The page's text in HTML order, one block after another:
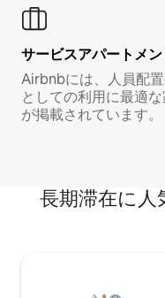
サービスアパートメ
Airbnbには、人員配
としての利用に最適
が掲載されています。
長期滞在に